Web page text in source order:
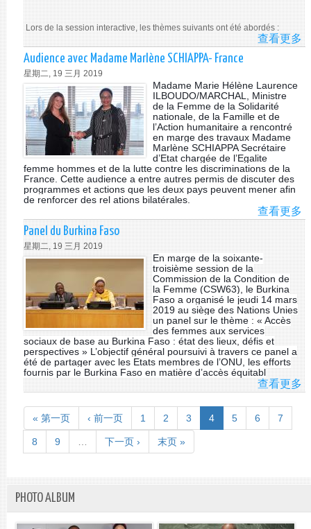
Lors de la session interactive, les thèmes suivants ont été abordés :
查看更多
Audience avec Madame Marlène SCHIAPPA- France
星期二, 19 三月 2019
Madame Marie Hélène Laurence
ILBOUDO/MARCHAL, Ministre
de la Femme de la Solidarité
nationale, de la Famille et de
l’Action humanitaire a rencontré
en marge des travaux Madame
Marlène SCHIAPPA Secrétaire
d’Etat chargée de l’Egalite
femme hommes et de la lutte contre les discriminations de la
France. Cette audience a entre autres permis de discuter des
programmes et actions que les deux pays peuvent mener afin
de renforcer des rel ations bilatérales.
查看更多
Panel du Burkina Faso
星期二, 19 三月 2019
En marge de la soixante-
troisième session de la
Commission de la Condition de
la Femme (CSW63), le Burkina
Faso a organisé le jeudi 14 mars
2019 au siège des Nations Unies
un panel sur le thème : « Accès
des femmes aux services
sociaux de base au Burkina Faso : état des lieux, défis et
perspectives » L’objectif général poursuivi à travers ce panel a
été de partager avec les Etats membres de l’ONU, les efforts
fournis par le Burkina Faso en matière d’accès équitabl
查看更多
« 第一页 ‹ 前一页 1 2 3 4 5 6 7
8 9 下一页 › 末页 »
PHOTO ALBUM